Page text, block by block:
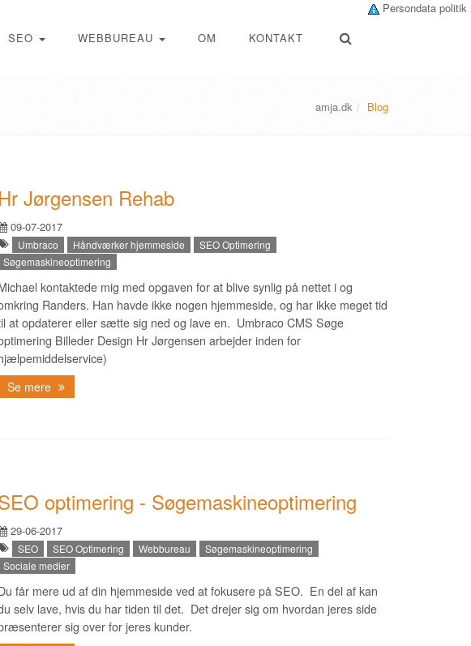
Persondata politik
SEO WEBBUREAU OM KONTAKT
amja.dk Blog
Hr Jørgensen Rehab
09-07-2017
Umbraco Håndværker hjemmeside
SEO Optimering
Søgemaskineoptimering
kontaktede mig med opgaven for at blive synlig på nettet i og
Randers. Han havde ikke nogen hjemmeside, og har ikke meget tid
at opdaterer eller sætte sig ned og lave en. Umbraco CMS Søge
Billeder Design Hr Jørgensen arbejder inden for
Se mere
optimering - Søgemaskineoptimering
29-06-2017
SEO SEO Optimering Webbureau
Søgemaskineoptimering
Sociale medier
får mere ud af din hjemmeside ved at fokusere på SEO. En del af kan
selv lave, hvis du har tiden til det. Det drejer sig om hvordan jeres side
sig over for jeres kunder.